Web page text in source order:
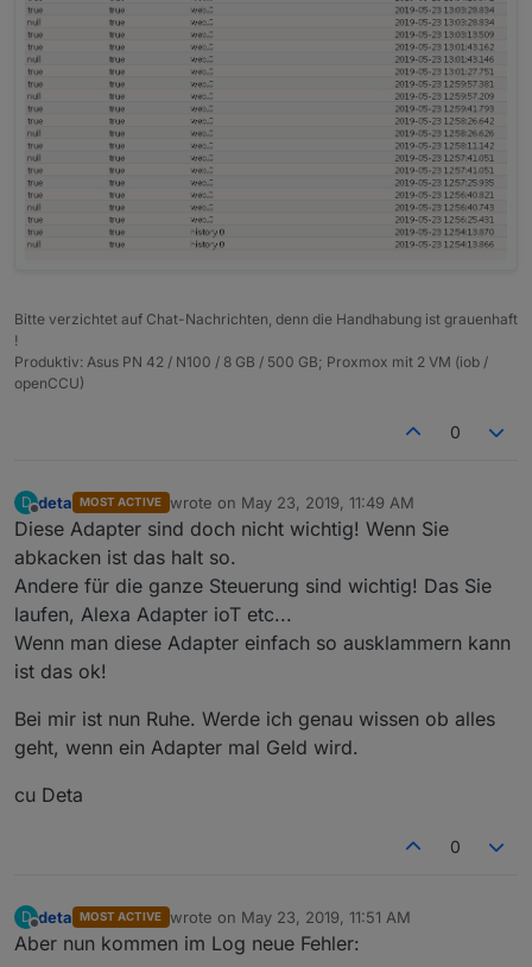
Bitte verzichtet auf Chat-Nachrichten, denn die Handhabung ist grauenhaft
!
Produktiv: Asus PN 42 / N100 / 8 GB / 500 GB; Proxmox mit 2 VM (iob /
openCCU)
0
D
Offline
deta MOST ACTIVE wrote on May 23, 2019, 11:49 AM
last edited by
Diese Adapter sind doch nicht wichtig! Wenn Sie
abkacken ist das halt so.
Andere für die ganze Steuerung sind wichtig! Das Sie
laufen, Alexa Adapter ioT etc...
Wenn man diese Adapter einfach so ausklammern kann
ist das ok!
Bei mir ist nun Ruhe. Werde ich genau wissen ob alles
geht, wenn ein Adapter mal Geld wird.
cu Deta
0
D
Offline
deta MOST ACTIVE wrote on May 23, 2019, 11:51 AM
last edited by
Aber nun kommen im Log neue Fehler: